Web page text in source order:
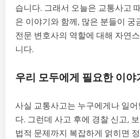
습니다. 그래서 오늘은 교통사고
은 이야기와 함께, 많은 분들이 궁
전문 변호사의 역할에 대해 자연
니다.
우리 모두에게 필요한 이야
사실 교통사고는 누구에게나 일
다. 그런데 사고 후에 경찰 신고,
법적 문제까지 복잡하게 얽히면